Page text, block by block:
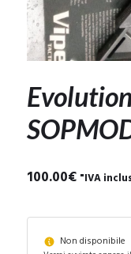
100.00€ "IVA
Non disponibile